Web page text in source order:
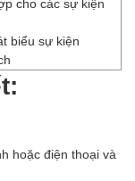
biểu sự kiện
hoặc điện thoại và